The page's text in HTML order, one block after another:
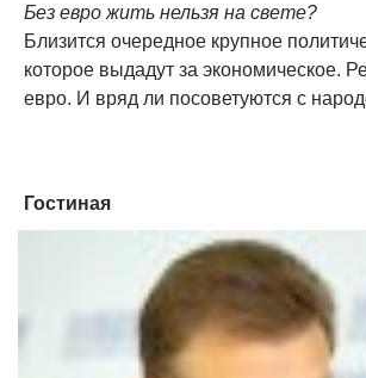
Без евро жить нельзя на свете?
Близится очередное крупное
которое выдадут за экономическое.
евро. И вряд ли посоветуются с
Гостиная